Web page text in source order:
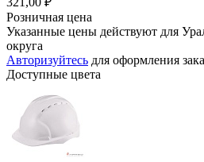
Розничная цена
Указанные цены действуют для
округа
Авторизуйтесь для оформления
Доступные цвета